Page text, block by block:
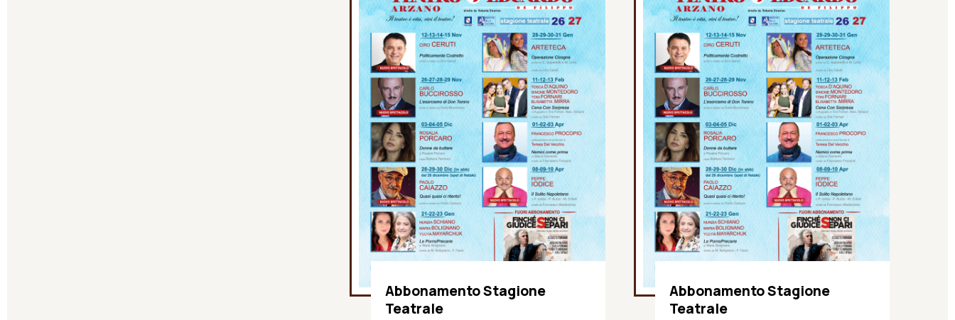
Abbonamento Stagione
Teatrale
Abbonamento Stagione
Teatrale